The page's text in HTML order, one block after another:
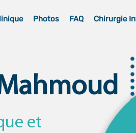
Photos FAQ Chirurgie
et